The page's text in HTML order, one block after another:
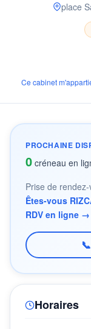
place
Ce cabinet
PROCHAINE
0 créneau en
Prise de
Êtes-vous
RDV en ligne →
Horaires